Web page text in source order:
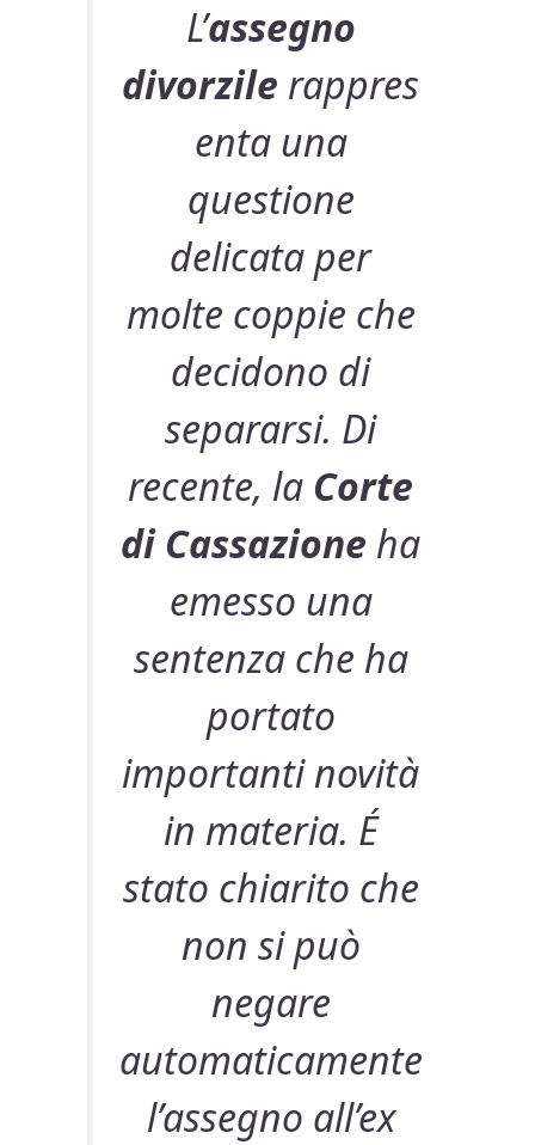
L’assegno
divorzile rappres
enta una
questione
delicata per
molte coppie che
decidono di
separarsi. Di
recente, la Corte
di Cassazione ha
emesso una
sentenza che ha
portato
importanti novità
in materia. É
stato chiarito che
non si può
negare
automaticamente
l’assegno all’ex